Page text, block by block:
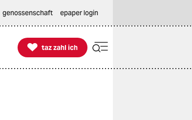
genossenschaft epaper login

taz zahl ich
taz zahl ich